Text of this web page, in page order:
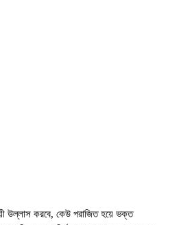
উল্লাস করবে, কেউ পরাজিত হয়ে ভক্ত